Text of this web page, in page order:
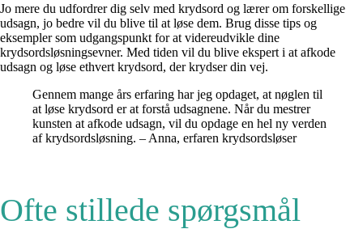
Jo mere du udfordrer dig selv med krydsord og lærer om forskellige
udsagn, jo bedre vil du blive til at løse dem. Brug disse tips og
eksempler som udgangspunkt for at videreudvikle dine
krydsordsløsningsevner. Med tiden vil du blive ekspert i at afkode
udsagn og løse ethvert krydsord, der krydser din vej.
Gennem mange års erfaring har jeg opdaget, at nøglen til
at løse krydsord er at forstå udsagnene. Når du mestrer
kunsten at afkode udsagn, vil du opdage en hel ny verden
af krydsordsløsning. – Anna, erfaren krydsordsløser
Ofte stillede spørgsmål